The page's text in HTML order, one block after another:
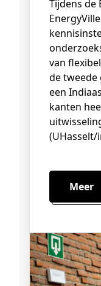
Tijdens de Belgische Economische Missie in India ondertekent UHasselt, partner in
van
de tweede
een
kanten
(UHasselt/
Meer